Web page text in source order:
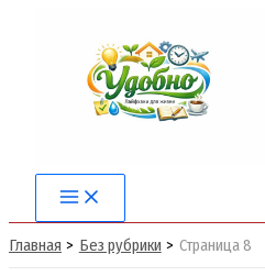
содержимому
Main
Menu
Главная Без рубрики Страница 8